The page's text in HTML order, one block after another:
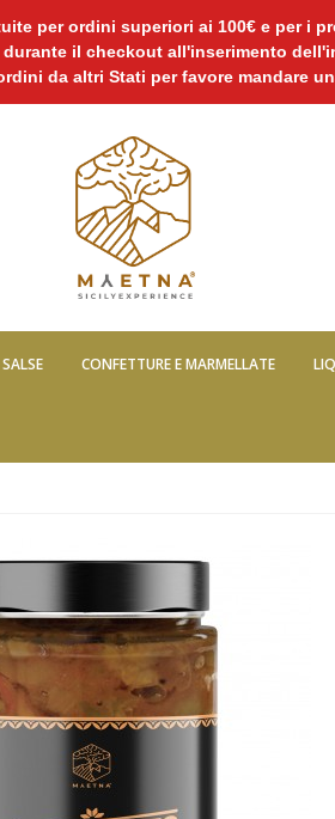
per ordini superiori ai 100€ e per i
il checkout all'inserimento
da altri Stati per favore mandare
CONFETTURE E MARMELLATE